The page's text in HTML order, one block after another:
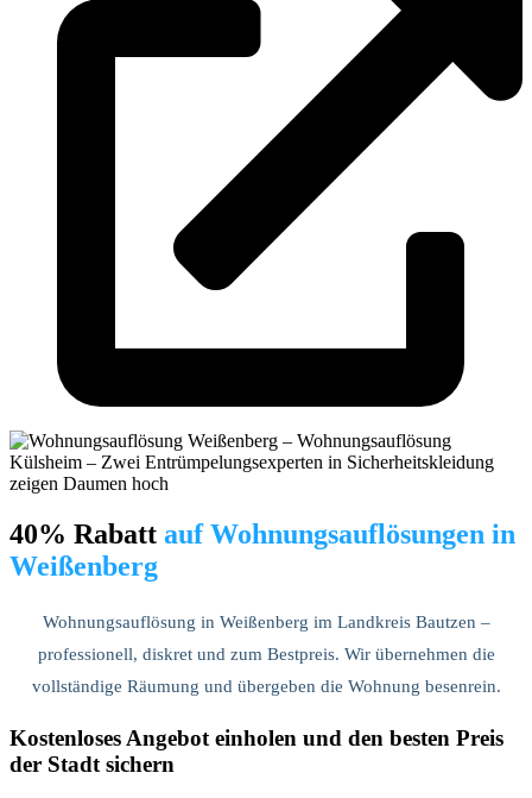
40% Rabatt auf Wohnungsauflösungen in
Weißenberg
Wohnungsauflösung in Weißenberg im Landkreis Bautzen –
professionell, diskret und zum Bestpreis. Wir übernehmen die
vollständige Räumung und übergeben die Wohnung besenrein.
Kostenloses Angebot einholen und den besten Preis
der Stadt sichern